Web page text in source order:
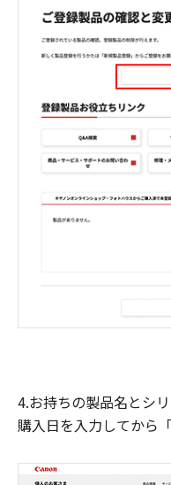
4.お持ちの製品名とシリ
購入日を入力してから